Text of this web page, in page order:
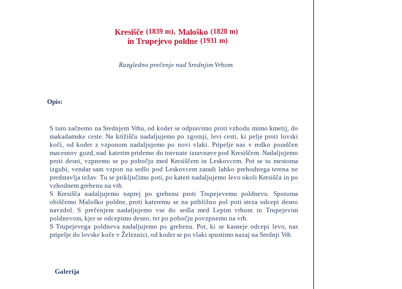
Kresišče (1839 m), Maloško (1828 m)
in Trupejevo poldne (1931 m)
Razgledno prečenje nad Srednjim Vrhom.
Opis:
S turo začnemo na Srednjem Vrhu, od koder se odpravimo proti vzhodu mimo kmetij, do
makadamske ceste. Na križišču nadaljujemo po zgornji, levi cesti, ki pelje proti lovski
koči, od koder z vzponom nadaljujemo po novi vlaki. Pripelje nas v redko poraščen
macesnov gozd, nad katerim pridemo do travnate izravnave pod Kresiščem. Nadaljujemo
proti desni, vzpnemo se po pobočju med Kresiščem in Leskovcem. Pot se tu mestoma
izgubi, vendar sam vzpon na sedlo pod Leskovcem zaradi lahko prehodnega terena ne
predstavlja težav. Tu se priključimo poti, po kateri nadaljujemo levo okoli Kresišča in po
vzhodnem grebenu na vrh.
S Kresišča nadaljujemo naprej po grebenu proti Trupejevemu poldnevu. Spotoma
obiščemo Maloško poldne, proti kateremu se na približno pol poti steza odcepi desno
navzdol. S prečenjem nadaljujemo vse do sedla med Lepim vrhom in Trupejevim
poldnevom, kjer se odcepimo desno, ter po pobočju povzpnemo na vrh.
S Trupejevega poldneva nadaljujemo po grebenu. Pot, ki se kasneje odcepi levo, nas
pripelje do lovske koče v Železnici, od koder se po vlaki spustimo nazaj na Srednji Vrh.
Galerija